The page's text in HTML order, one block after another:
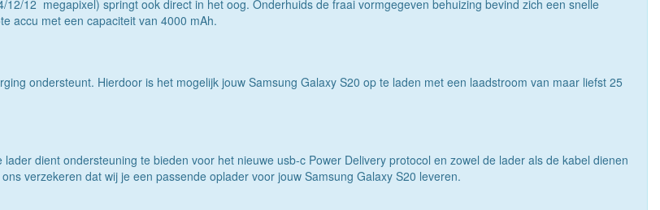
12 megapixel) springt ook direct in het oog. Onderhuids de fraai vormgegeven behuizing bevind zich een snelle
accu met een capaciteit van 4000 mAh.
ondersteunt. Hierdoor is het mogelijk jouw Samsung Galaxy S20 op te laden met een laadstroom van maar liefst 25
dient ondersteuning te bieden voor het nieuwe usb-c Power Delivery protocol en zowel de lader als de kabel dienen
verzekeren dat wij je een passende oplader voor jouw Samsung Galaxy S20 leveren.